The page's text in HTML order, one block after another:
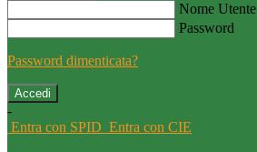
Nome Utente
Password
Password dimenticata?
-
Entra con SPID Entra con CIE